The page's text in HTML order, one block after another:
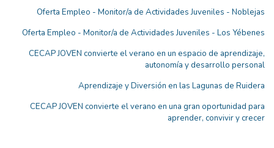
Oferta Empleo - Monitor/a de Actividades Juveniles - Noblejas
Oferta Empleo - Monitor/a de Actividades Juveniles - Los Yébenes
CECAP JOVEN convierte el verano en un espacio de aprendizaje,
autonomía y desarrollo personal
Aprendizaje y Diversión en las Lagunas de Ruidera
CECAP JOVEN convierte el verano en una gran oportunidad para
aprender, convivir y crecer